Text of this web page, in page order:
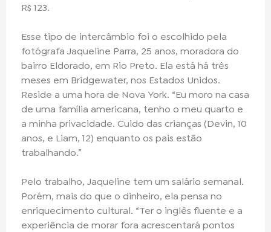
R$ 123.
Esse tipo de intercâmbio foi o escolhido pela
fotógrafa Jaqueline Parra, 25 anos, moradora do
bairro Eldorado, em Rio Preto. Ela está há três
meses em Bridgewater, nos Estados Unidos.
Reside a uma hora de Nova York. “Eu moro na casa
de uma família americana, tenho o meu quarto e
a minha privacidade. Cuido das crianças (Devin, 10
anos, e Liam, 12) enquanto os pais estão
trabalhando.”
Pelo trabalho, Jaqueline tem um salário semanal.
Porém, mais do que o dinheiro, ela pensa no
enriquecimento cultural. “Ter o inglês fluente e a
experiência de morar fora acrescentará pontos